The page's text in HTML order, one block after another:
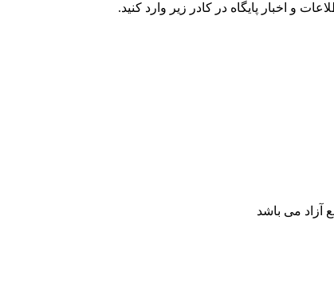
و اخبار پایگاه در کادر زیر وارد کنید.
آزاد می باشد